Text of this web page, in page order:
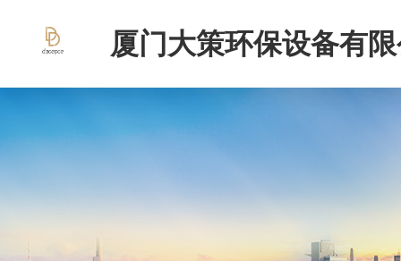
厦门大策环保设备有